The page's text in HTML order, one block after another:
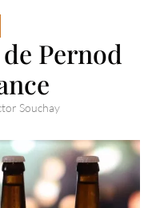
Pernod
Souchay